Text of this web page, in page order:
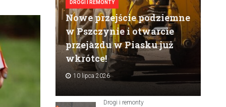
DROGI I REMONTY
Nowe przejście podziemne
w Pszczynie i otwarcie
przejazdu w Piasku już
wkrótce!
10 lipca 2026
Drogi i remonty